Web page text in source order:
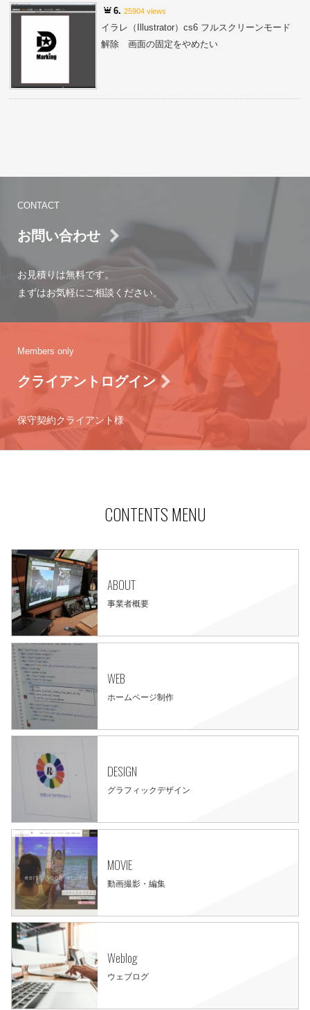
6.25904 views
イラレ（Illustrator）cs6 フルスクリーンモード
解除 画面の固定をやめたい
CONTACT
お問い合わせ
お見積りは無料です。
まずはお気軽にご相談ください。
Members only
クライアントログイン
保守契約クライアント様
CONTENTS MENU
ABOUT
事業者概要
WEB
ホームページ制作
DESIGN
グラフィックデザイン
MOVIE
動画撮影・編集
Weblog
ウェブログ